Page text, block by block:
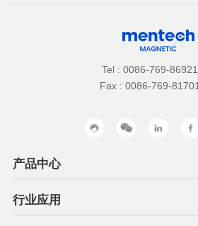
Tel : 0086-769-
Fax : 0086-769-
产品中心
行业应用